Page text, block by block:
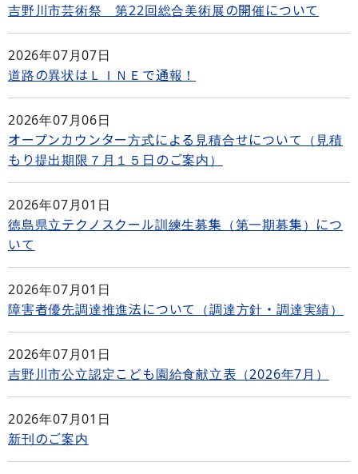
吉野川市芸術祭 第22回総合美術展の開催について
2026年07月07日
道路の異状はＬＩＮＥで通報！
2026年07月06日
オープンカウンター方式による見積合せについて（見積
もり提出期限７月１５日のご案内）
2026年07月01日
徳島県立テクノスクール訓練生募集（第一期募集）につ
いて
2026年07月01日
障害者優先調達推進法について（調達方針・調達実績）
2026年07月01日
吉野川市公立認定こども園給食献立表（2026年7月）
2026年07月01日
新刊のご案内